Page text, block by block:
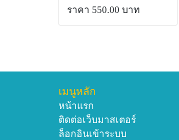
ราคา 550.00 บาท
เมนูหลัก
หน้าแรก
ติดต่อเว็บมาสเตอร์
ล็อกอินเข้าระบบ